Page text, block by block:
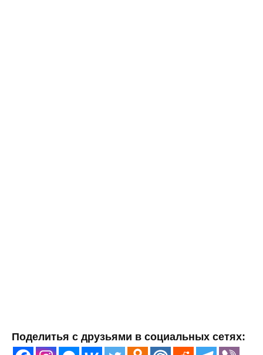
Поделитья с друзьями в социальных сетях: